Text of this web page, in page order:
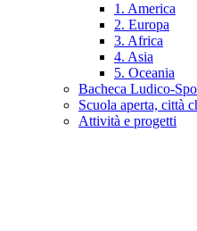
1. America
2. Europa
3. Africa
4. Asia
5. Oceania
Bacheca Ludico-
Scuola aperta, città
Attività e progetti